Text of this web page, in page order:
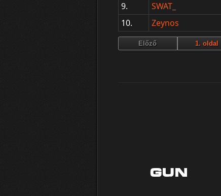
9.
SWAT_
10.
Zeynos
GUN